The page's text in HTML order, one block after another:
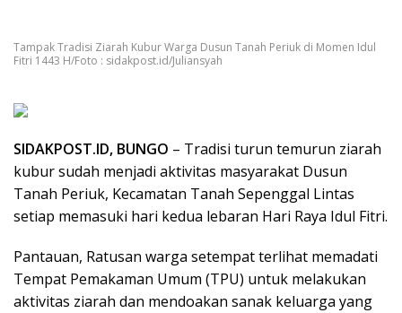
Tampak Tradisi Ziarah Kubur Warga Dusun Tanah Periuk di Momen Idul
Fitri 1443 H/Foto : sidakpost.id/Juliansyah
SIDAKPOST.ID, BUNGO – Tradisi turun temurun ziarah
kubur sudah menjadi aktivitas masyarakat Dusun
Tanah Periuk, Kecamatan Tanah Sepenggal Lintas
setiap memasuki hari kedua lebaran Hari Raya Idul Fitri.
Pantauan, Ratusan warga setempat terlihat memadati
Tempat Pemakaman Umum (TPU) untuk melakukan
aktivitas ziarah dan mendoakan sanak keluarga yang